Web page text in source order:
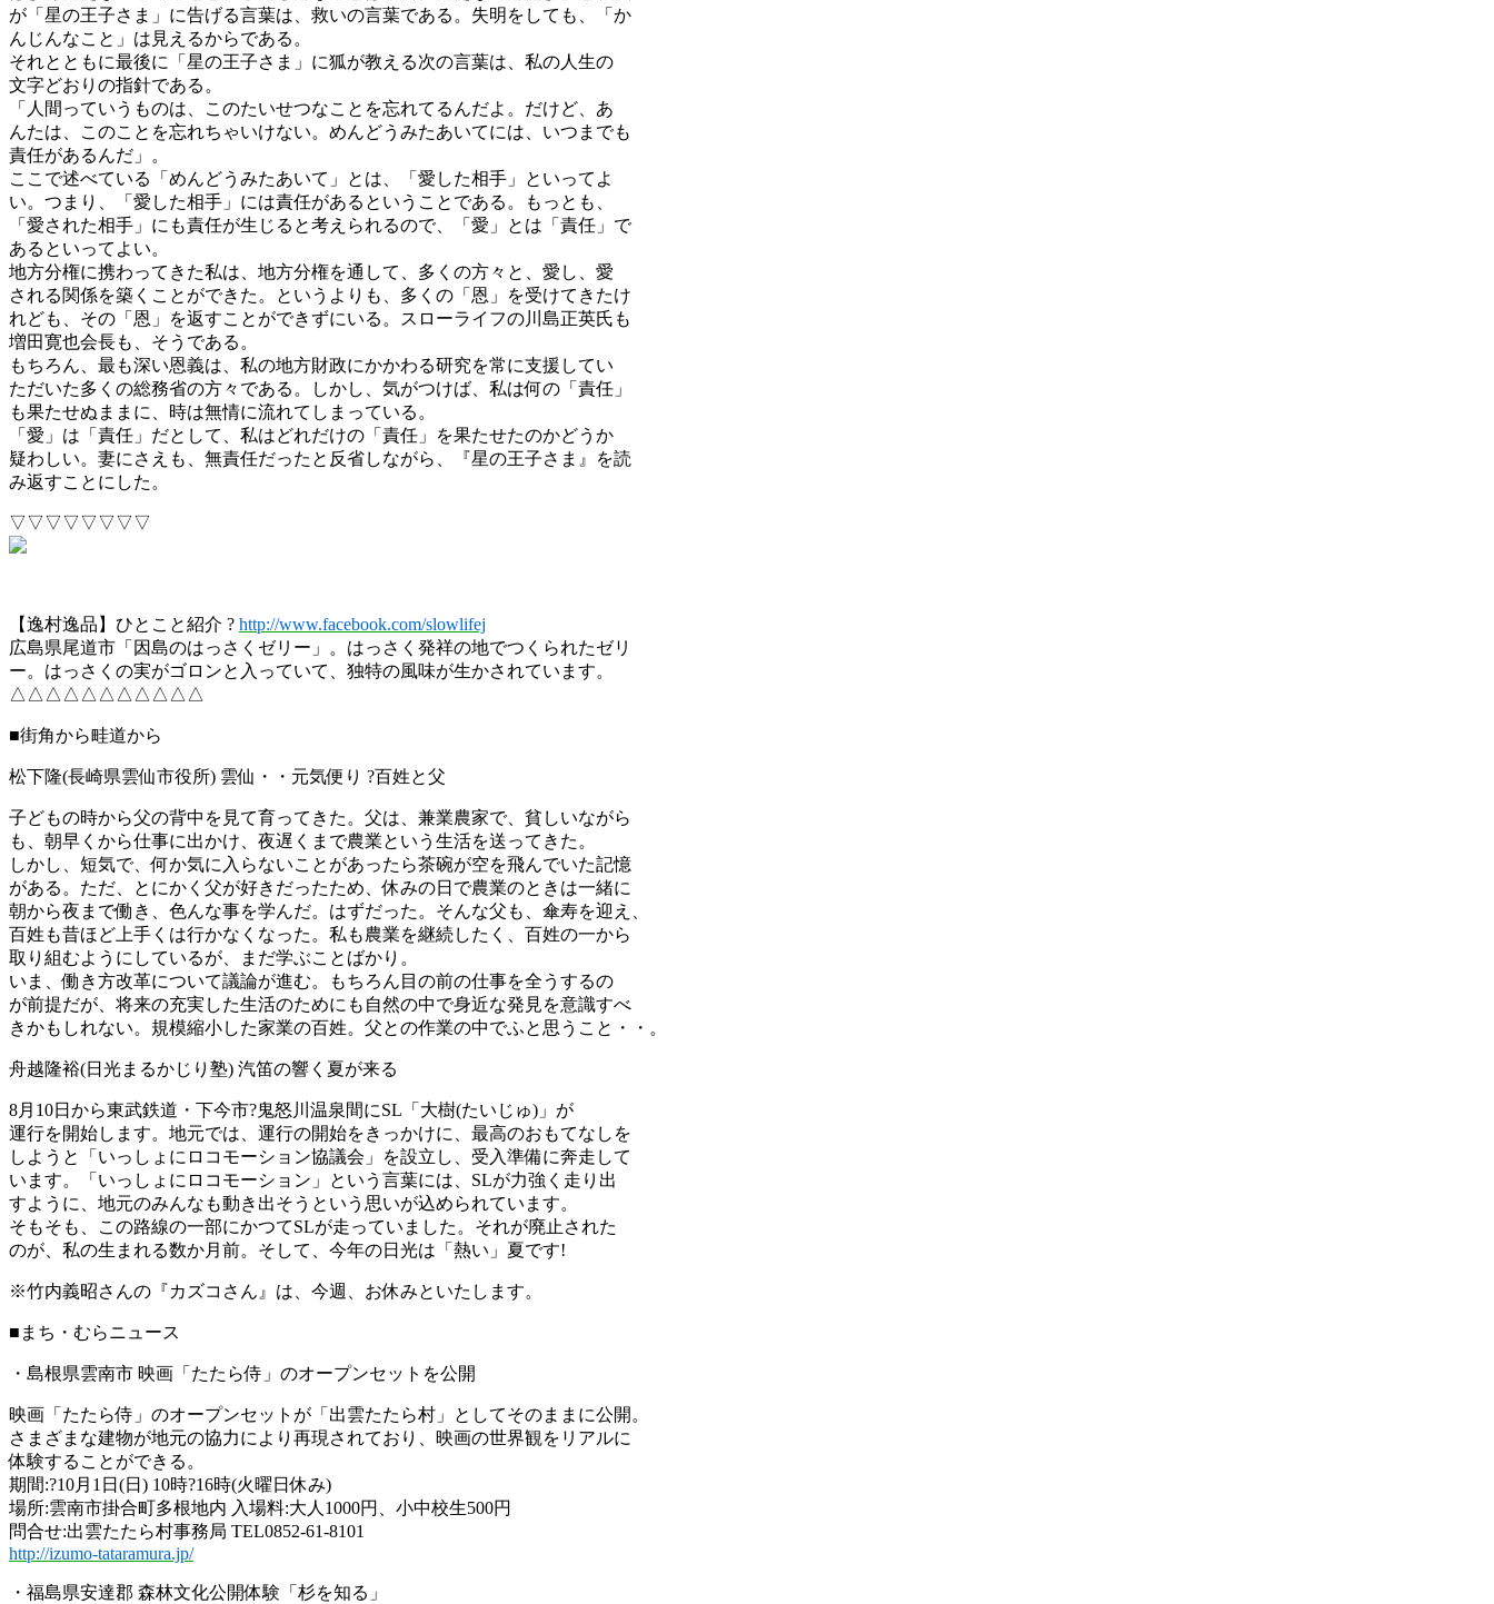
が「星の王子さま」に告げる言葉は、救いの言葉である。失明をしても、「か
んじんなこと」は見えるからである。
それとともに最後に「星の王子さま」に狐が教える次の言葉は、私の人生の
文字どおりの指針である。
「人間っていうものは、このたいせつなことを忘れてるんだよ。だけど、あ
んたは、このことを忘れちゃいけない。めんどうみたあいてには、いつまでも
責任があるんだ」。
ここで述べている「めんどうみたあいて」とは、「愛した相手」といってよ
い。つまり、「愛した相手」には責任があるということである。もっとも、
「愛された相手」にも責任が生じると考えられるので、「愛」とは「責任」で
あるといってよい。
地方分権に携わってきた私は、地方分権を通して、多くの方々と、愛し、愛
される関係を築くことができた。というよりも、多くの「恩」を受けてきたけ
れども、その「恩」を返すことができずにいる。スローライフの川島正英氏も
増田寛也会長も、そうである。
もちろん、最も深い恩義は、私の地方財政にかかわる研究を常に支援してい
ただいた多くの総務省の方々である。しかし、気がつけば、私は何の「責任」
も果たせぬままに、時は無情に流れてしまっている。
「愛」は「責任」だとして、私はどれだけの「責任」を果たせたのかどうか
疑わしい。妻にさえも、無責任だったと反省しながら、『星の王子さま』を読
み返すことにした。
▽▽▽▽▽▽▽▽
【逸村逸品】ひとこと紹介 ? http://www.facebook.com/slowlifej
広島県尾道市「因島のはっさくゼリー」。はっさく発祥の地でつくられたゼリ
ー。はっさくの実がゴロンと入っていて、独特の風味が生かされています。
△△△△△△△△△△△
■街角から畦道から
松下隆(長崎県雲仙市役所) 雲仙・・元気便り ?百姓と父
子どもの時から父の背中を見て育ってきた。父は、兼業農家で、貧しいながら
も、朝早くから仕事に出かけ、夜遅くまで農業という生活を送ってきた。
しかし、短気で、何か気に入らないことがあったら茶碗が空を飛んでいた記憶
がある。ただ、とにかく父が好きだったため、休みの日で農業のときは一緒に
朝から夜まで働き、色んな事を学んだ。はずだった。そんな父も、傘寿を迎え、
百姓も昔ほど上手くは行かなくなった。私も農業を継続したく、百姓の一から
取り組むようにしているが、まだ学ぶことばかり。
いま、働き方改革について議論が進む。もちろん目の前の仕事を全うするの
が前提だが、将来の充実した生活のためにも自然の中で身近な発見を意識すべ
きかもしれない。規模縮小した家業の百姓。父との作業の中でふと思うこと・・。
舟越隆裕(日光まるかじり塾) 汽笛の響く夏が来る
8月10日から東武鉄道・下今市?鬼怒川温泉間にSL「大樹(たいじゅ)」が
運行を開始します。地元では、運行の開始をきっかけに、最高のおもてなしを
しようと「いっしょにロコモーション協議会」を設立し、受入準備に奔走して
います。「いっしょにロコモーション」という言葉には、SLが力強く走り出
すように、地元のみんなも動き出そうという思いが込められています。
そもそも、この路線の一部にかつてSLが走っていました。それが廃止された
のが、私の生まれる数か月前。そして、今年の日光は「熱い」夏です!
※竹内義昭さんの『カズコさん』は、今週、お休みといたします。
■まち・むらニュース
・島根県雲南市 映画「たたら侍」のオープンセットを公開
映画「たたら侍」のオープンセットが「出雲たたら村」としてそのままに公開。
さまざまな建物が地元の協力により再現されており、映画の世界観をリアルに
体験することができる。
期間:?10月1日(日) 10時?16時(火曜日休み)
場所:雲南市掛合町多根地内 入場料:大人1000円、小中校生500円
問合せ:出雲たたら村事務局 TEL0852-61-8101
http://izumo-tataramura.jp/
・福島県安達郡 森林文化公開体験「杉を知る」